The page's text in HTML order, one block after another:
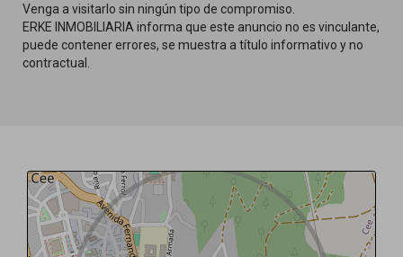
Venga a visitarlo sin ningún tipo de compromiso.
ERKE INMOBILIARIA informa que este anuncio no es vinculante,
puede contener errores, se muestra a título informativo y no
contractual.